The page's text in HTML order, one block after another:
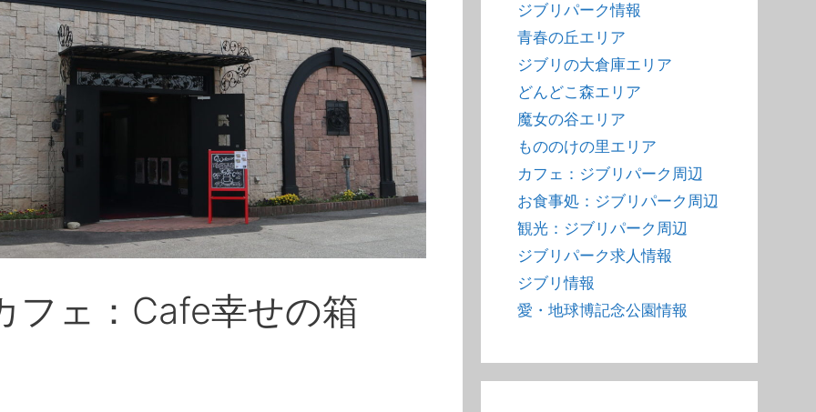
フェ：Cafe幸せの箱
ジブリパーク情報
青春の丘エリア
ジブリの大倉庫エリア
どんどこ森エリア
魔女の谷エリア
もののけの里エリア
カフェ：ジブリパーク周辺
お食事処：ジブリパーク周辺
観光：ジブリパーク周辺
ジブリパーク求人情報
ジブリ情報
愛・地球博記念公園情報